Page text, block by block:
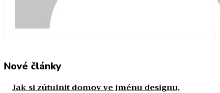
Nové články
Jak si zútulnit domov ve jménu designu,